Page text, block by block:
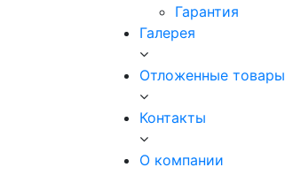
Гарантия
Галерея
Отложенные товары
Контакты
О компании